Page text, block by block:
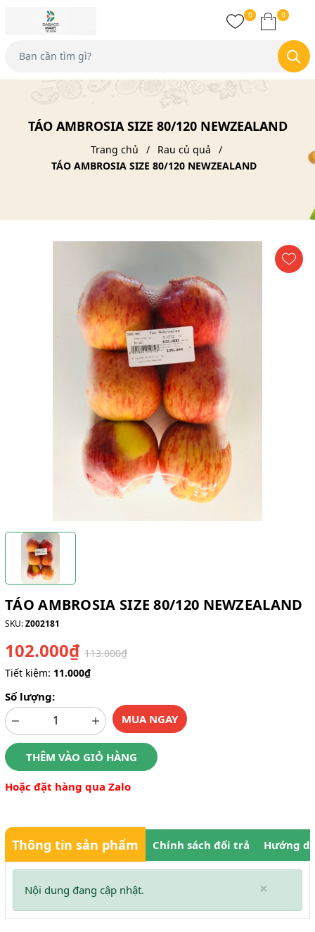
0 0
TÁO AMBROSIA SIZE 80/120 NEWZEALAND
Trang chủ
Rau củ quả
TÁO AMBROSIA SIZE 80/120 NEWZEALAND
TÁO AMBROSIA SIZE 80/120 NEWZEALAND
SKU:Z002181
102.000₫ 113.000₫
Tiết kiệm: 11.000₫
Số lượng:
MUA NGAY
THÊM VÀO GIỎ HÀNG
Hoặc đặt hàng qua Zalo
Thông tin sản phẩm Chính sách đổi trả Hướng
×
Nội dung đang cập nhật.